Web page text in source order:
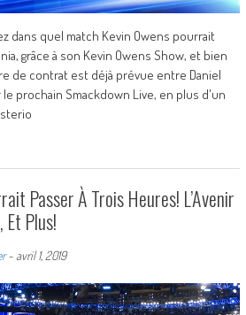
dans quel match Kevin Owens pourrait
grâce à son Kevin Owens Show, et bien
de contrat est déjà prévue entre Daniel
prochain Smackdown Live, en plus d'un
Passer À Trois Heures! L’Avenir
Plus!
- avril 1, 2019